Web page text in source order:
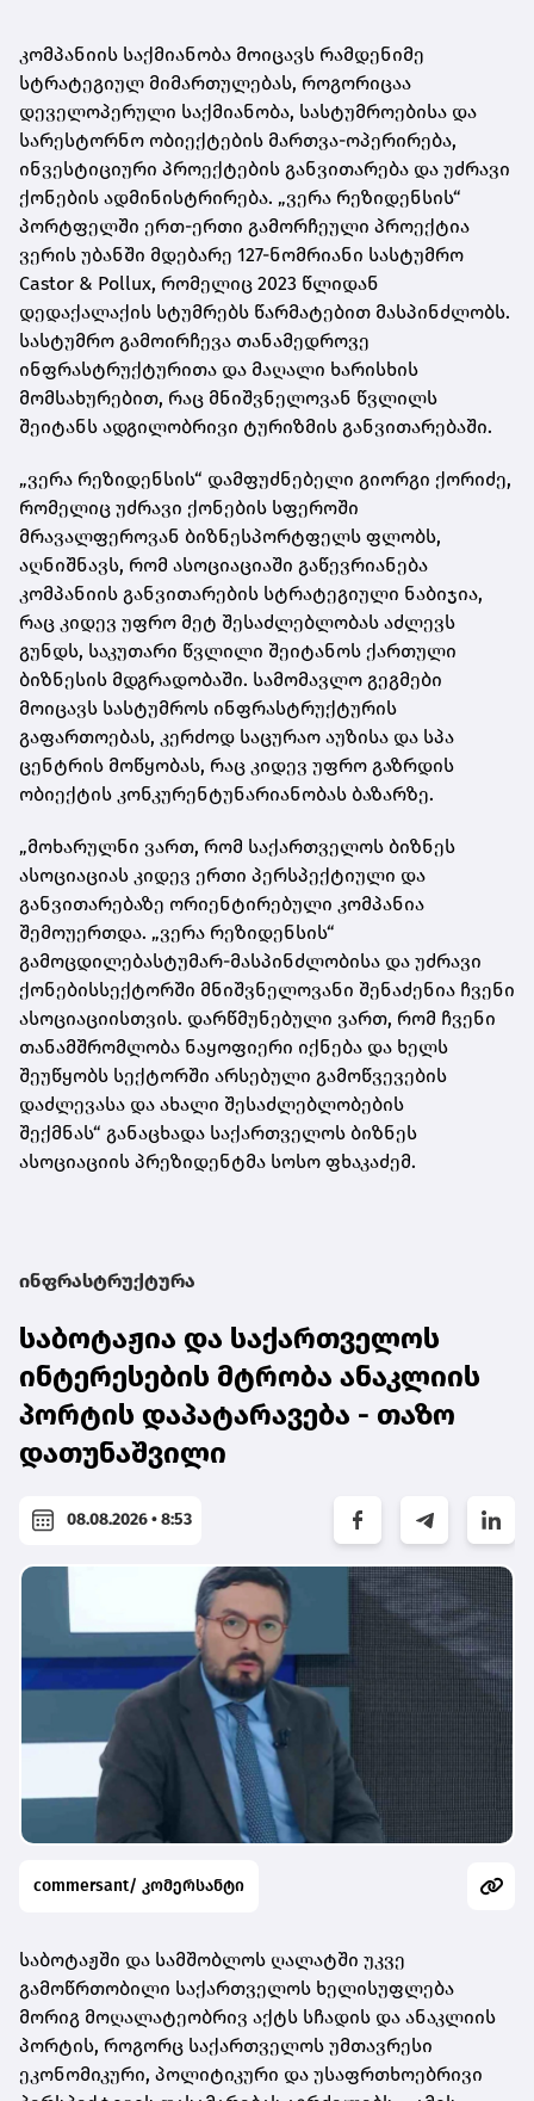
კომპანიის საქმიანობა მოიცავს რამდენიმე
სტრატეგიულ მიმართულებას, როგორიცაა
დეველოპერული საქმიანობა, სასტუმროებისა და
სარესტორნო ობიექტების მართვა-ოპერირება,
ინვესტიციური პროექტების განვითარება და უძრავი
ქონების ადმინისტრირება. „ვერა რეზიდენსის“
პორტფელში ერთ-ერთი გამორჩეული პროექტია
ვერის უბანში მდებარე 127-ნომრიანი სასტუმრო
Castor & Pollux, რომელიც 2023 წლიდან
დედაქალაქის სტუმრებს წარმატებით მასპინძლობს.
სასტუმრო გამოირჩევა თანამედროვე
ინფრასტრუქტურითა და მაღალი ხარისხის
მომსახურებით, რაც მნიშვნელოვან წვლილს
შეიტანს ადგილობრივი ტურიზმის განვითარებაში.
„ვერა რეზიდენსის“ დამფუძნებელი გიორგი ქორიძე,
რომელიც უძრავი ქონების სფეროში
მრავალფეროვან ბიზნესპორტფელს ფლობს,
აღნიშნავს, რომ ასოციაციაში გაწევრიანება
კომპანიის განვითარების სტრატეგიული ნაბიჯია,
რაც კიდევ უფრო მეტ შესაძლებლობას აძლევს
გუნდს, საკუთარი წვლილი შეიტანოს ქართული
ბიზნესის მდგრადობაში. სამომავლო გეგმები
მოიცავს სასტუმროს ინფრასტრუქტურის
გაფართოებას, კერძოდ საცურაო აუზისა და სპა
ცენტრის მოწყობას, რაც კიდევ უფრო გაზრდის
ობიექტის კონკურენტუნარიანობას ბაზარზე.
„მოხარულნი ვართ, რომ საქართველოს ბიზნეს
ასოციაციას კიდევ ერთი პერსპექტიული და
განვითარებაზე ორიენტირებული კომპანია
შემოუერთდა. „ვერა რეზიდენსის“
გამოცდილებასტუმარ-მასპინძლობისა და უძრავი
ქონებისსექტორში მნიშვნელოვანი შენაძენია ჩვენი
ასოციაციისთვის. დარწმუნებული ვართ, რომ ჩვენი
თანამშრომლობა ნაყოფიერი იქნება და ხელს
შეუწყობს სექტორში არსებული გამოწვევების
დაძლევასა და ახალი შესაძლებლობების
შექმნას“ განაცხადა საქართველოს ბიზნეს
ასოციაციის პრეზიდენტმა სოსო ფხაკაძემ.
ინფრასტრუქტურა
საბოტაჟია და საქართველოს
ინტერესების მტრობა ანაკლიის
პორტის დაპატარავება - თაზო
დათუნაშვილი
08.08.2026 • 8:53
commersant/ კომერსანტი
საბოტაჟში და სამშობლოს ღალატში უკვე
გამოწრთობილი საქართველოს ხელისუფლება
მორიგ მოღალატეობრივ აქტს სჩადის და ანაკლიის
პორტის, როგორც საქართველოს უმთავრესი
ეკონომიკური, პოლიტიკური და უსაფრთხოებრივი